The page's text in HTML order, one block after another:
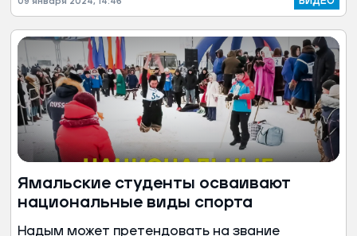
Ямальские студенты осваивают
национальные виды спорта
Надым может претендовать на звание